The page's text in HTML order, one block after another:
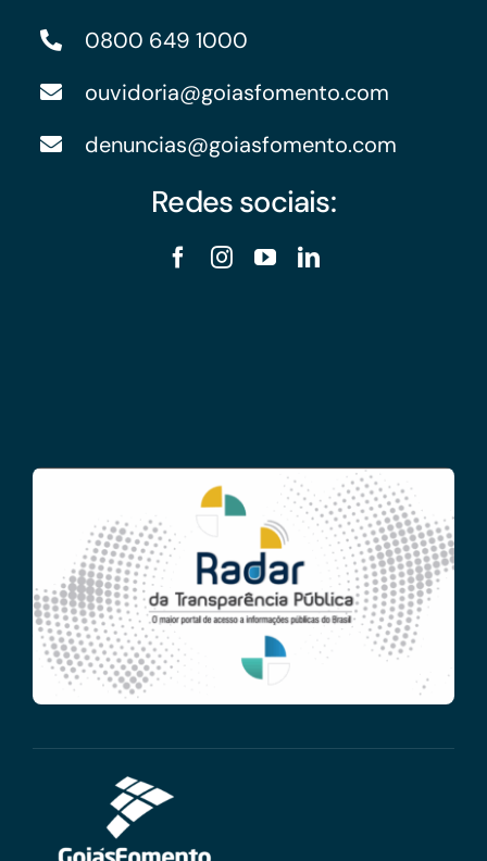
0800 649 1000
ouvidoria@goiasfomento.com
denuncias@goiasfomento.com
Redes sociais: